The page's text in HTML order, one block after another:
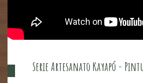
Serie Artesanato Kayapó -